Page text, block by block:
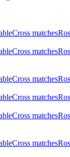
Cross matches
Cross matches
Cross matches
Cross matches
Cross matches
Cross matches